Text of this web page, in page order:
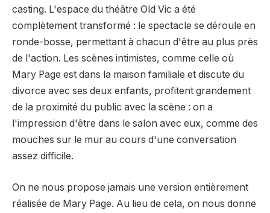
casting. L'espace du théâtre Old Vic a été
complètement transformé : le spectacle se déroule en
ronde-bosse, permettant à chacun d'être au plus près
de l'action. Les scènes intimistes, comme celle où
Mary Page est dans la maison familiale et discute du
divorce avec ses deux enfants, profitent grandement
de la proximité du public avec la scène : on a
l'impression d'être dans le salon avec eux, comme des
mouches sur le mur au cours d'une conversation
assez difficile.
On ne nous propose jamais une version entièrement
réalisée de Mary Page. Au lieu de cela, on nous donne